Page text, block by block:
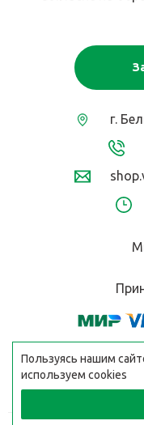
г.
Пользуясь нашим
используем cookies